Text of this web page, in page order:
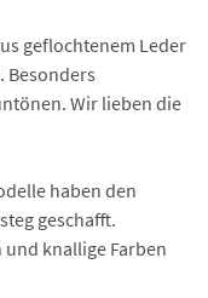
geflochtenem Leder
Besonders
Wir lieben die
haben den
geschafft.
knallige Farben